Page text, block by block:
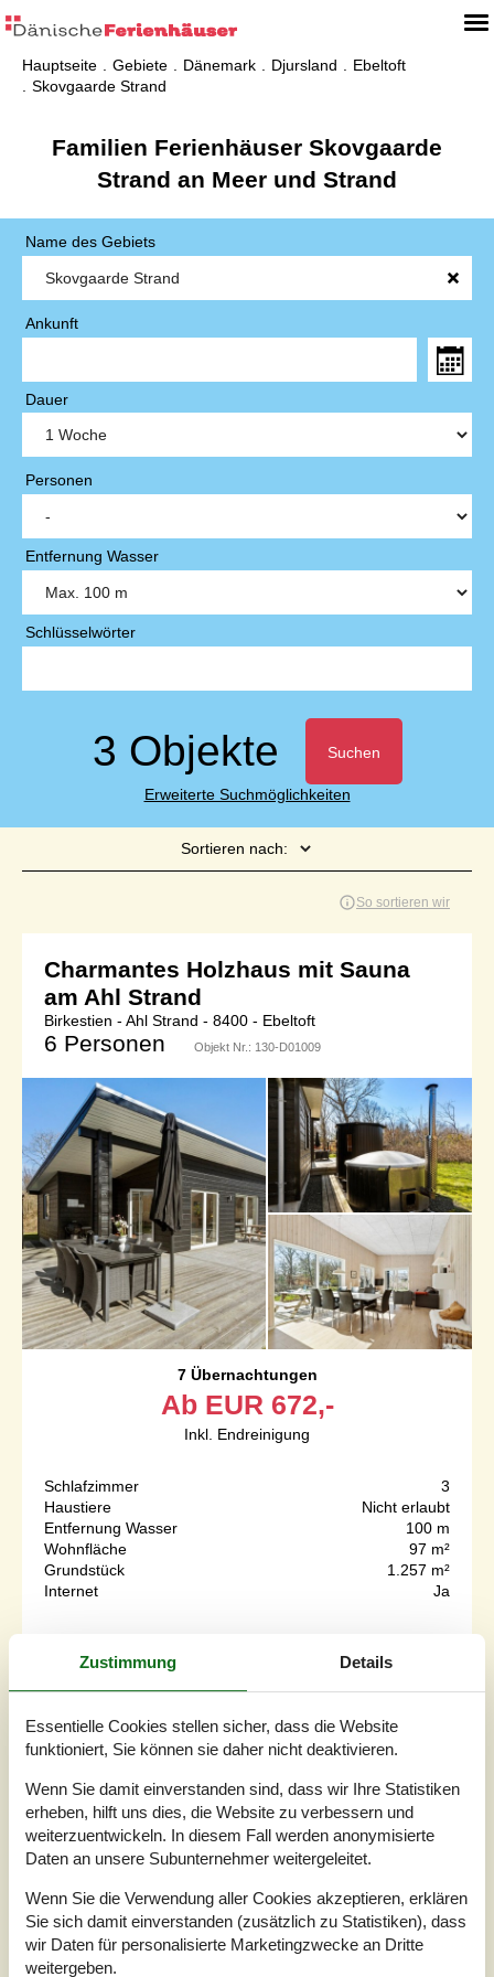
Hauptseite Gebiete Dänemark Djursland
Ebeltoft
Skovgaarde Strand
Familien Ferienhäuser Skovgaarde
Strand an Meer und Strand
Name des Gebiets
Ankunft
Dauer
Personen
Entfernung Wasser
Schlüsselwörter
3 Objekte Suchen
Erweiterte Suchmöglichkeiten
Sortieren nach:
So sortieren wir
Charmantes Holzhaus mit Sauna
am Ahl Strand
Birkestien - Ahl Strand - 8400 - Ebeltoft
6 Personen Objekt Nr.: 130-D01009
7 Übernachtungen
Ab EUR 672,-
Inkl. Endreinigung
Schlafzimmer
3
Haustiere
Nicht erlaubt
Entfernung Wasser
100 m
Wohnfläche
97 m²
Grundstück
1.257 m²
Internet
Ja
Holzterrasse mit Finnischem Holzbad und Sauna!Dieses
charmante Holzhaus lädt Sie mit seiner offenen, hellen
Wohnbereich bietet Ihnen Raum für gemeinsame
Mahlzeiten, Spielabende und gemütliche Stunden,
weitläufige Holzterrasse führen – ideal für so...
Zu Favoriten hinzufügen
Modernes Ferienhaus mit
Wasserblick in Ålerne
Zustimmung Details
Essentielle Cookies stellen sicher, dass die Website
funktioniert, Sie können sie daher nicht deaktivieren.
Wenn Sie damit einverstanden sind, dass wir Ihre Statistiken
erheben, hilft uns dies, die Website zu verbessern und
weiterzuentwickeln. In diesem Fall werden anonymisierte
Daten an unsere Subunternehmer weitergeleitet.
Wenn Sie die Verwendung aller Cookies akzeptieren, erklären
Sie sich damit einverstanden (zusätzlich zu Statistiken), dass
wir Daten für personalisierte Marketingzwecke an Dritte
weitergeben.